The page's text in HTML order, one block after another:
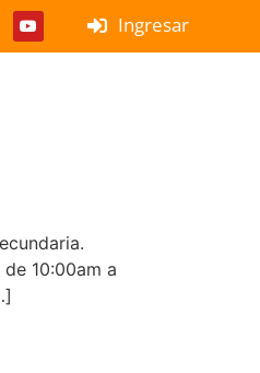
Ingresar
10:00am a